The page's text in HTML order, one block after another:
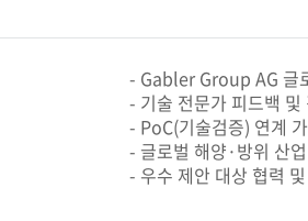
- Gabler Group AG 글
- 기술 전문가 피드백 및
- PoC(기술검증) 연계
- 글로벌 해양·방위 산
- 우수 제안 대상 협력